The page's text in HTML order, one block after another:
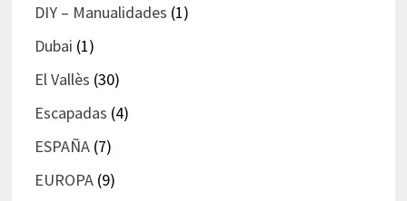
DIY – Manualidades (1)
Dubai (1)
El Vallès (30)
Escapadas (4)
ESPAÑA(7)
EUROPA(9)